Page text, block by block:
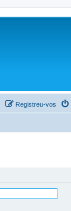
Registreu-vos